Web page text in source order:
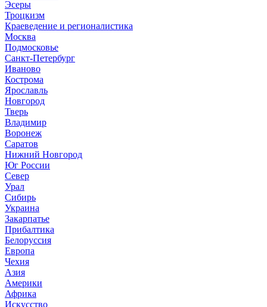
Эсеры
Троцкизм
Краеведение и регионалистика
Москва
Подмосковье
Санкт-Петербург
Иваново
Кострома
Ярославль
Новгород
Тверь
Владимир
Воронеж
Саратов
Нижний Новгород
Юг России
Север
Урал
Сибирь
Украина
Закарпатье
Прибалтика
Белоруссия
Европа
Чехия
Азия
Америки
Африка
Искусство